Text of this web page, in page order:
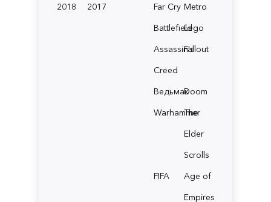
2018
2017
Far Cry Metro
BattlefieldLego
Assassin's
Creed
Fallout
ВедьмакDoom
Warhammer
The
Elder
Scrolls
FIFA
Age of
Empires